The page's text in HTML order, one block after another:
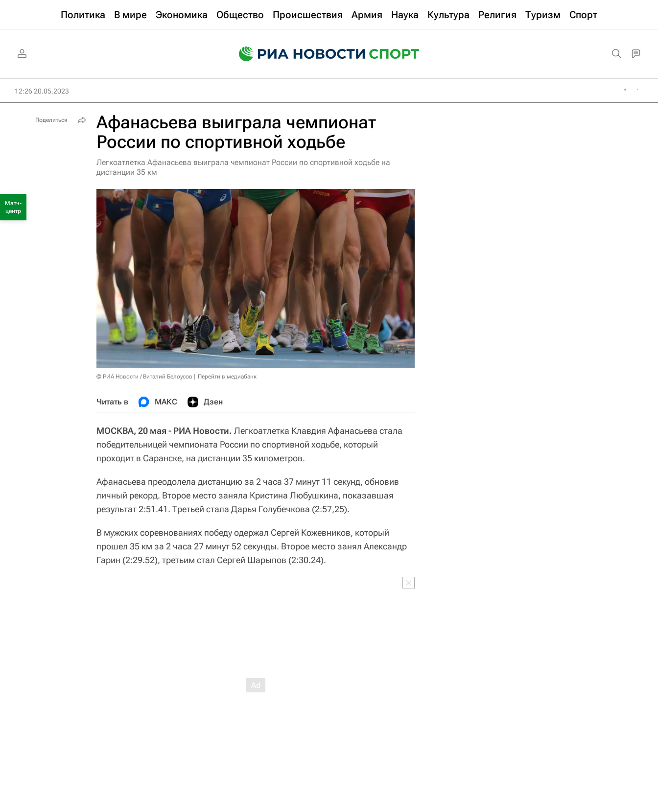
Политика В мире Экономика Общество Происшествия Армия Наука Культура Религия Туризм Спорт
12:26 20.05.2023
Афанасьева выиграла чемпионат
России по спортивной ходьбе
Легкоатлетка Афанасьева выиграла чемпионат России по спортивной ходьбе на
дистанции 35 км
© РИА Новости / Виталий Белоусов Перейти в медиабанк
Читать в МАКС Дзен
МОСКВА, 20 мая - РИА Новости. Легкоатлетка Клавдия Афанасьева стала
победительницей чемпионата России по спортивной ходьбе, который
проходит в Саранске, на дистанции 35 километров.
Афанасьева преодолела дистанцию за 2 часа 37 минут 11 секунд, обновив
личный рекорд. Второе место заняла Кристина Любушкина, показавшая
результат 2:51.41. Третьей стала Дарья Голубечкова (2:57,25).
В мужских соревнованиях победу одержал Сергей Кожевников, который
прошел 35 км за 2 часа 27 минут 52 секунды. Второе место занял Александр
Гарин (2:29.52), третьим стал Сергей Шарыпов (2:30.24).
Поделиться
Матч-
центр